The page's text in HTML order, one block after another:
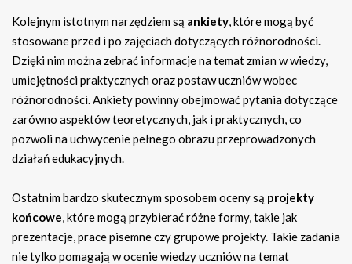
Kolejnym istotnym narzędziem są ankiety, które mogą być
stosowane przed i po zajęciach dotyczących różnorodności.
Dzięki nim można zebrać informacje na temat zmian w wiedzy,
umiejętności praktycznych oraz postaw uczniów wobec
różnorodności. Ankiety powinny obejmować pytania dotyczące
zarówno aspektów teoretycznych, jak i praktycznych, co
pozwoli na uchwycenie pełnego obrazu przeprowadzonych
działań edukacyjnych.
Ostatnim bardzo skutecznym sposobem oceny są projekty
końcowe, które mogą przybierać różne formy, takie jak
prezentacje, prace pisemne czy grupowe projekty. Takie zadania
nie tylko pomagają w ocenie wiedzy uczniów na temat